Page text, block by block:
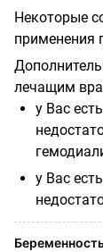
Некоторые
применения
лечащим
у Вас
у Вас